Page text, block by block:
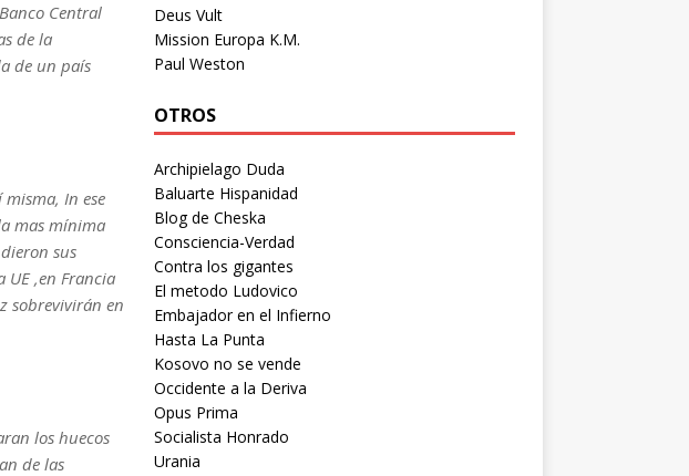
Central
de la
de un país
In ese
mas mínima
sus
,en Francia
sobrevivirán en
los huecos
de las
Deus Vult
Mission Europa K.M.
Paul Weston
OTROS
Archipielago Duda
Baluarte Hispanidad
Blog de Cheska
Consciencia-Verdad
Contra los gigantes
El metodo Ludovico
Embajador en el Infierno
Hasta La Punta
Kosovo no se vende
Occidente a la Deriva
Opus Prima
Socialista Honrado
Urania